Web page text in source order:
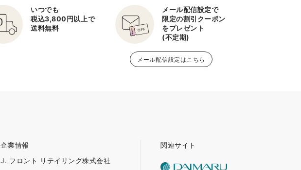
いつでも
税込3,800円以上で
送料無料
メール配信設定で
限定の割引クーポン
をプレゼント
(不定期)
メール配信設定はこちら
企業情報
J. フロント リテイリング株式会社
関連サイト